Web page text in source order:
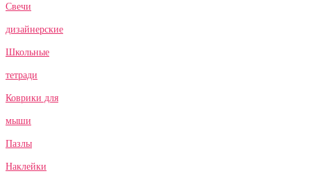
Свечи
дизайнерские
Школьные
тетради
Коврики для
мыши
Пазлы
Наклейки